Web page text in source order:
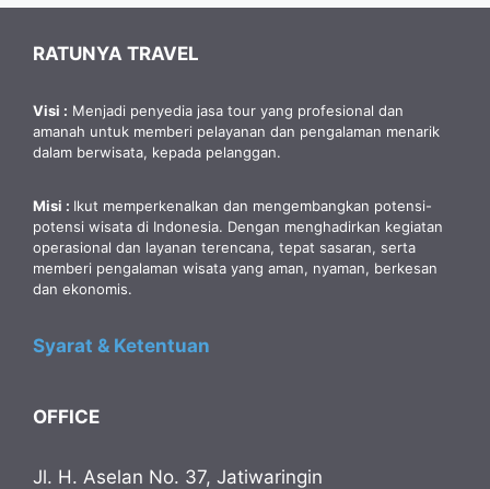
RATUNYA TRAVEL
Visi : Menjadi penyedia jasa tour yang profesional dan
amanah untuk memberi pelayanan dan pengalaman menarik
dalam berwisata, kepada pelanggan.
Misi : Ikut memperkenalkan dan mengembangkan potensi-
potensi wisata di Indonesia. Dengan menghadirkan kegiatan
operasional dan layanan terencana, tepat sasaran, serta
memberi pengalaman wisata yang aman, nyaman, berkesan
dan ekonomis.
Syarat & Ketentuan
OFFICE
Jl. H. Aselan No. 37, Jatiwaringin